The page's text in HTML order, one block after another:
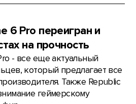
6 Pro переигран и
на прочность
- все еще актуальный
который предлагает все
Также Republic
геймерскому